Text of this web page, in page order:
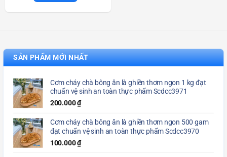
SẢN PHẨM MỚI NHẤT
Cơm cháy chà bông ăn là ghiền thơm ngon 1 kg đạt
chuẩn vệ sinh an toàn thực phẩm Scdcc3971
200.000₫
Cơm cháy chà bông ăn là ghiền thơm ngon 500 gam
đạt chuẩn vệ sinh an toàn thực phẩm Scdcc3970
100.000₫